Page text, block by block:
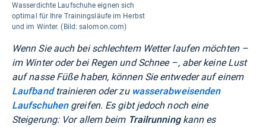
Wasserdichte Laufschuhe eignen sich
optimal für Ihre Trainingsläufe im Herbst
und im Winter. (Bild: salomon.com)
Wenn Sie auch bei schlechtem Wetter laufen möchten –
im Winter oder bei Regen und Schnee –, aber keine Lust
auf nasse Füße haben, können Sie entweder auf einem
Laufbandtrainieren oder zu wasserabweisenden
Laufschuhengreifen. Es gibt jedoch noch eine
Steigerung: Vor allem beim Trailrunningkann es